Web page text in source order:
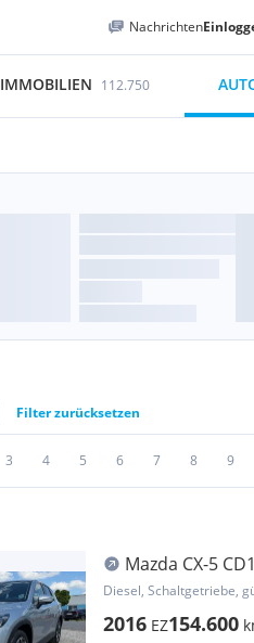
Nachrichten
IMMOBILIEN 112.750
Filter zurücksetzen
3 4 5 6 7 8 9
Mazda CX-5
Diesel, Schaltgetriebe,
2016 EZ154.600